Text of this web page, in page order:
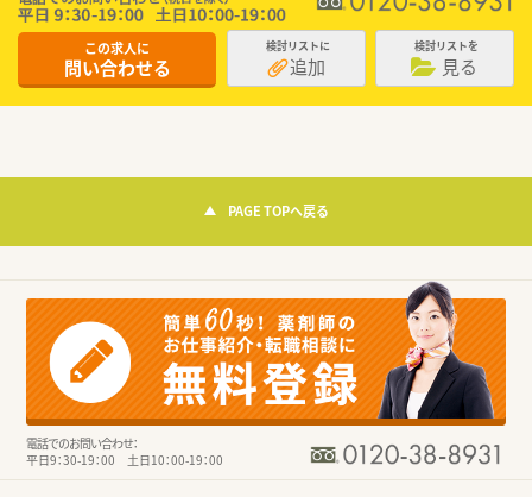
この求人に
問い合わせる
検討リストに
追加
検討リストを
見る
PAGE TOPへ戻る
電話でのお問い合わせ：
平日9：30-19：00 土日10：00-19：00